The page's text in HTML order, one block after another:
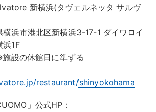
新横浜(タヴェルネッタ サルヴ
横浜市港北区新横浜3-17-1 ダイワロイ
浜1F
設の休館⽇に準ずる
restaurant/shinyokohama
」公式HP：